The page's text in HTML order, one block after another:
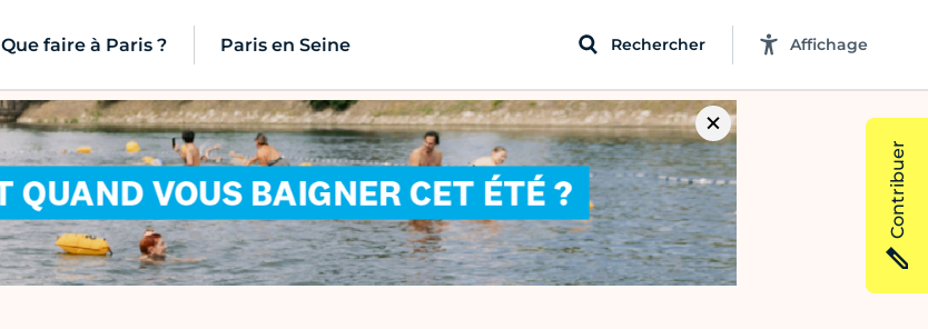
Que faire à Paris ? Paris en Seine Rechercher Affichage
Contribuer